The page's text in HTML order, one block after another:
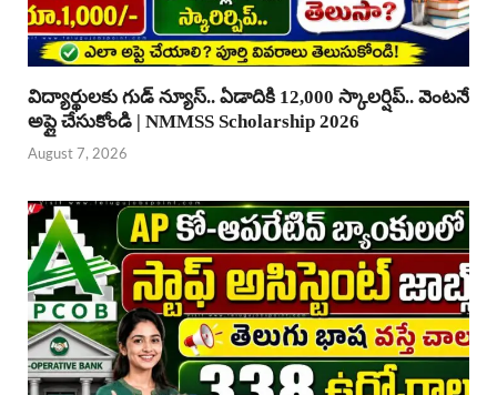
విద్యార్థులకు గుడ్ న్యూస్.. ఏడాదికి 12,000 స్కాలర్షిప్.. వెంటనే
అప్లై చేసుకోండి | NMMSS Scholarship 2026
August 7, 2026